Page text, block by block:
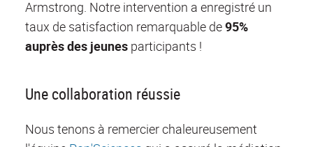
Armstrong. Notre intervention a enregistré un
taux de satisfaction remarquable de95%
auprès des jeunes participants !
Une collaboration réussie
Nous tenons à remercier chaleureusement